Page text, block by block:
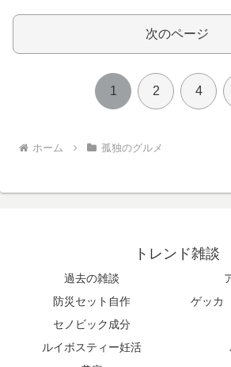
次のページ
1 2 4
ホーム 孤独のグルメ
トレンド雑談
過去の雑談
防災セット自作
ゲッカ
セノビック成分
ルイボスティー妊活